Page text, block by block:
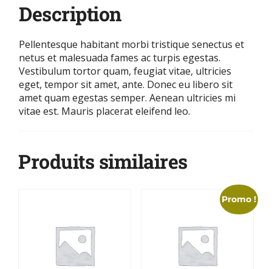
Description
Pellentesque habitant morbi tristique senectus et
netus et malesuada fames ac turpis egestas.
Vestibulum tortor quam, feugiat vitae, ultricies
eget, tempor sit amet, ante. Donec eu libero sit
amet quam egestas semper. Aenean ultricies mi
vitae est. Mauris placerat eleifend leo.
Produits similaires
Promo !